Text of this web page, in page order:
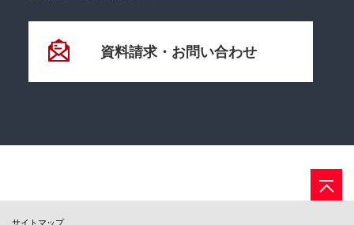
資料請求・お問い合わせ
サイトマップ